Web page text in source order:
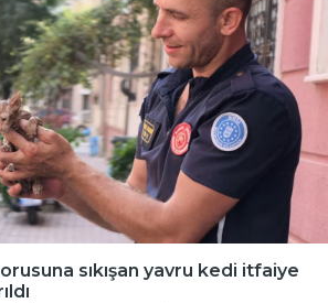
sıkışan yavru kedi itfaiye